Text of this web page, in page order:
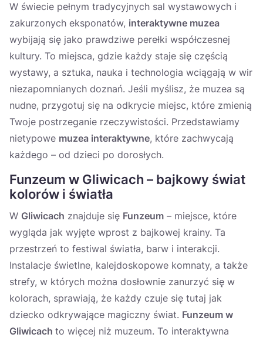
W świecie pełnym tradycyjnych sal wystawowych i
zakurzonych eksponatów, interaktywne muzea
wybijają się jako prawdziwe perełki współczesnej
kultury. To miejsca, gdzie każdy staje się częścią
wystawy, a sztuka, nauka i technologia wciągają w wir
niezapomnianych doznań. Jeśli myślisz, że muzea są
nudne, przygotuj się na odkrycie miejsc, które zmienią
Twoje postrzeganie rzeczywistości. Przedstawiamy
nietypowe muzea interaktywne, które zachwycają
każdego – od dzieci po dorosłych.
Funzeum w Gliwicach – bajkowy świat
kolorów i światła
W Gliwicach znajduje się Funzeum – miejsce, które
wygląda jak wyjęte wprost z bajkowej krainy. Ta
przestrzeń to festiwal światła, barw i interakcji.
Instalacje świetlne, kalejdoskopowe komnaty, a także
strefy, w których można dosłownie zanurzyć się w
kolorach, sprawiają, że każdy czuje się tutaj jak
dziecko odkrywające magiczny świat. Funzeum w
Gliwicach to więcej niż muzeum. To interaktywna